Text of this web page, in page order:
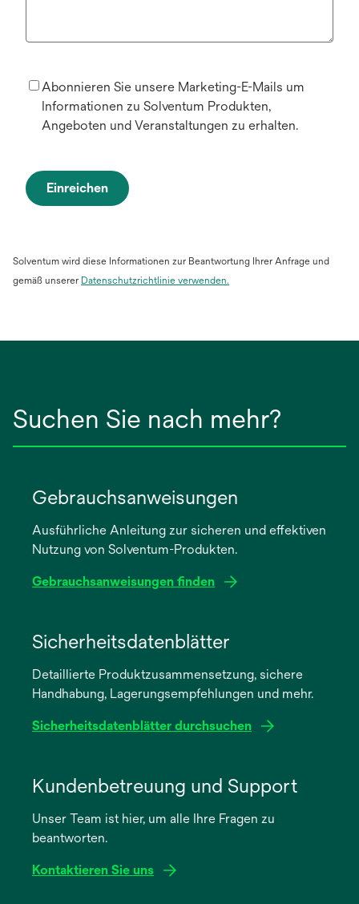
Abonnieren Sie unsere Marketing-E-Mails um
Informationen zu Solventum Produkten,
Angeboten und Veranstaltungen zu erhalten.
Einreichen
Solventum wird diese Informationen zur Beantwortung Ihrer Anfrage und
gemäß unserer Datenschutzrichtlinie verwenden.
Suchen Sie nach mehr?
Gebrauchsanweisungen
Ausführliche Anleitung zur sicheren und effektiven
Nutzung von Solventum-Produkten.
Gebrauchsanweisungen finden
neuen
Registerkarte
Sicherheitsdatenblätter
Detaillierte Produktzusammensetzung, sichere
Handhabung, Lagerungsempfehlungen und mehr.
Sicherheitsdatenblätter durchsuchen
neuen
Registerkarte
Kundenbetreuung und Support
Unser Team ist hier, um alle Ihre Fragen zu
beantworten.
Kontaktieren Sie uns